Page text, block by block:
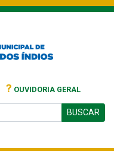
? OUVIDORIA GERAL
BUSCAR